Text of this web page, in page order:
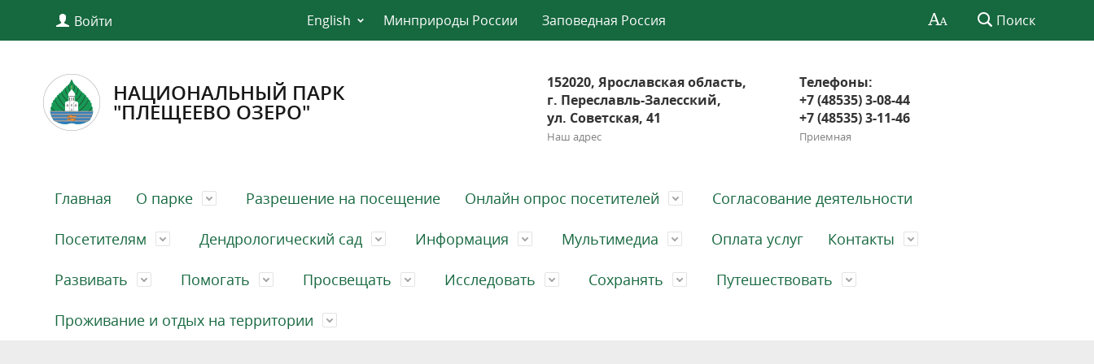
Войти English Минприроды России Заповедная Россия Поиск
НАЦИОНАЛЬНЫЙ ПАРК
"ПЛЕЩЕЕВО ОЗЕРО"
152020, Ярославская область,
г. Переславль-Залесский,
ул. Советская, 41
Наш адрес
Телефоны:
+7 (48535) 3-08-44
+7 (48535) 3-11-46
Приемная
Главная О парке Разрешение на посещение Онлайн опрос посетителей Согласование деятельности
Посетителям Дендрологический сад Информация Мультимедиа Оплата услуг Контакты
Развивать Помогать Просвещать Исследовать Сохранять Путешествовать
Проживание и отдых на территории